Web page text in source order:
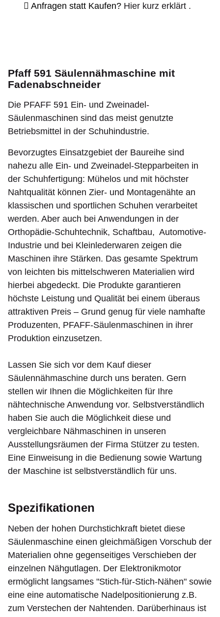
Anfragen statt Kaufen? Hier kurz erklärt .
Pfaff 591 Säulennähmaschine mit
Fadenabschneider
Die PFAFF 591 Ein- und Zweinadel-
Säulenmaschinen sind das meist genutzte
Betriebsmittel in der Schuhindustrie.
Bevorzugtes Einsatzgebiet der Baureihe sind
nahezu alle Ein- und Zweinadel-Stepparbeiten in
der Schuhfertigung: Mühelos und mit höchster
Nahtqualität können Zier- und Montagenähte an
klassischen und sportlichen Schuhen verarbeitet
werden. Aber auch bei Anwendungen in der
Orthopädie-Schuhtechnik, Schaftbau, Automotive-
Industrie und bei Kleinlederwaren zeigen die
Maschinen ihre Stärken. Das gesamte Spektrum
von leichten bis mittelschweren Materialien wird
hierbei abgedeckt. Die Produkte garantieren
höchste Leistung und Qualität bei einem überaus
attraktiven Preis – Grund genug für viele namhafte
Produzenten, PFAFF-Säulenmaschinen in ihrer
Produktion einzusetzen.
Lassen Sie sich vor dem Kauf dieser
Säulennähmaschine durch uns beraten. Gern
stellen wir Ihnen die Möglichkeiten für Ihre
nähtechnische Anwendung vor. Selbstverständlich
haben Sie auch die Möglichkeit diese und
vergleichbare Nähmaschinen in unseren
Ausstellungsräumen der Firma Stützer zu testen.
Eine Einweisung in die Bedienung sowie Wartung
der Maschine ist selbstverständlich für uns.
Spezifikationen
Neben der hohen Durchstichkraft bietet diese
Säulenmaschine einen gleichmäßigen Vorschub der
Materialien ohne gegenseitiges Verschieben der
einzelnen Nähgutlagen. Der Elektronikmotor
ermöglicht langsames "Stich-für-Stich-Nähen" sowie
eine eine automatische Nadelpositionierung z.B.
zum Verstechen der Nahtenden. Darüberhinaus ist